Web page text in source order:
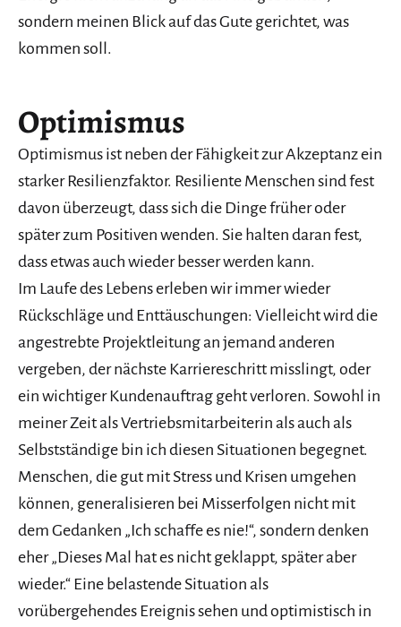
sondern meinen Blick auf das Gute gerichtet, was
kommen soll.
Optimismus
Optimismus ist neben der Fähigkeit zur Akzeptanz ein
starker Resilienzfaktor. Resiliente Menschen sind fest
davon überzeugt, dass sich die Dinge früher oder
später zum Positiven wenden. Sie halten daran fest,
dass etwas auch wieder besser werden kann.
Im Laufe des Lebens erleben wir immer wieder
Rückschläge und Enttäuschungen: Vielleicht wird die
angestrebte Projektleitung an jemand anderen
vergeben, der nächste Karriereschritt misslingt, oder
ein wichtiger Kundenauftrag geht verloren. Sowohl in
meiner Zeit als Vertriebsmitarbeiterin als auch als
Selbstständige bin ich diesen Situationen begegnet.
Menschen, die gut mit Stress und Krisen umgehen
können, generalisieren bei Misserfolgen nicht mit
dem Gedanken „Ich schaffe es nie!“, sondern denken
eher „Dieses Mal hat es nicht geklappt, später aber
wieder.“ Eine belastende Situation als
vorübergehendes Ereignis sehen und optimistisch in